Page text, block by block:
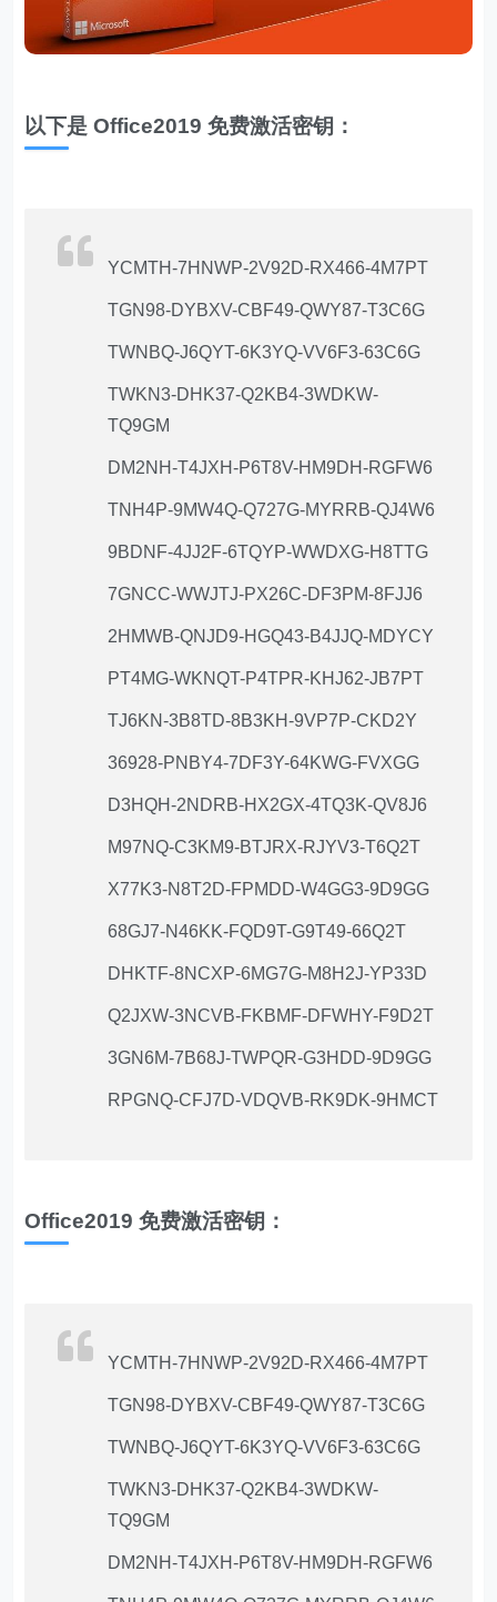
以下是 Office2019 免费激活密钥：
YCMTH-7HNWP-2V92D-RX466-4M7PT
TGN98-DYBXV-CBF49-QWY87-T3C6G
TWNBQ-J6QYT-6K3YQ-VV6F3-63C6G
TWKN3-DHK37-Q2KB4-3WDKW-
TQ9GM
DM2NH-T4JXH-P6T8V-HM9DH-RGFW6
TNH4P-9MW4Q-Q727G-MYRRB-QJ4W6
9BDNF-4JJ2F-6TQYP-WWDXG-H8TTG
7GNCC-WWJTJ-PX26C-DF3PM-8FJJ6
2HMWB-QNJD9-HGQ43-B4JJQ-MDYCY
PT4MG-WKNQT-P4TPR-KHJ62-JB7PT
TJ6KN-3B8TD-8B3KH-9VP7P-CKD2Y
36928-PNBY4-7DF3Y-64KWG-FVXGG
D3HQH-2NDRB-HX2GX-4TQ3K-QV8J6
M97NQ-C3KM9-BTJRX-RJYV3-T6Q2T
X77K3-N8T2D-FPMDD-W4GG3-9D9GG
68GJ7-N46KK-FQD9T-G9T49-66Q2T
DHKTF-8NCXP-6MG7G-M8H2J-YP33D
Q2JXW-3NCVB-FKBMF-DFWHY-F9D2T
3GN6M-7B68J-TWPQR-G3HDD-9D9GG
RPGNQ-CFJ7D-VDQVB-RK9DK-9HMCT
Office2019 免费激活密钥：
YCMTH-7HNWP-2V92D-RX466-4M7PT
TGN98-DYBXV-CBF49-QWY87-T3C6G
TWNBQ-J6QYT-6K3YQ-VV6F3-63C6G
TWKN3-DHK37-Q2KB4-3WDKW-
TQ9GM
DM2NH-T4JXH-P6T8V-HM9DH-RGFW6